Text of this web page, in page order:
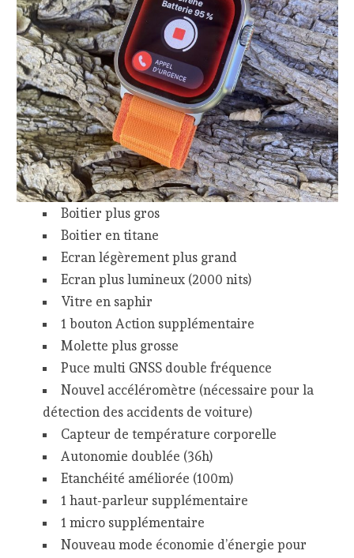
Boitier plus gros
Boitier en titane
Ecran légèrement plus grand
Ecran plus lumineux (2000 nits)
Vitre en saphir
1 bouton Action supplémentaire
Molette plus grosse
Puce multi GNSS double fréquence
Nouvel accéléromètre (nécessaire pour la
détection des accidents de voiture)
Capteur de température corporelle
Autonomie doublée (36h)
Etanchéité améliorée (100m)
1 haut-parleur supplémentaire
1 micro supplémentaire
Nouveau mode économie d’énergie pour